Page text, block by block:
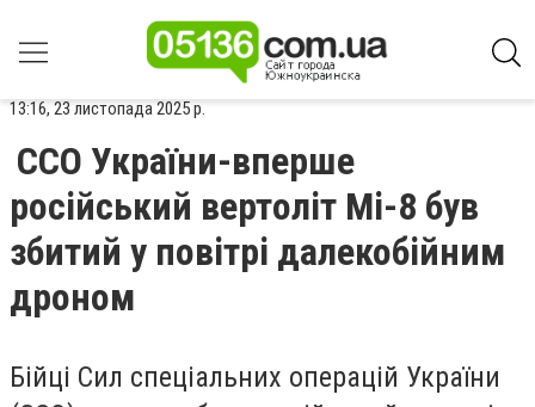
13:16, 23 листопада 2025 р.
ССО України-вперше
російський вертоліт Мі-8 був
збитий у повітрі далекобійним
дроном
Бійці Сил спеціальних операцій України